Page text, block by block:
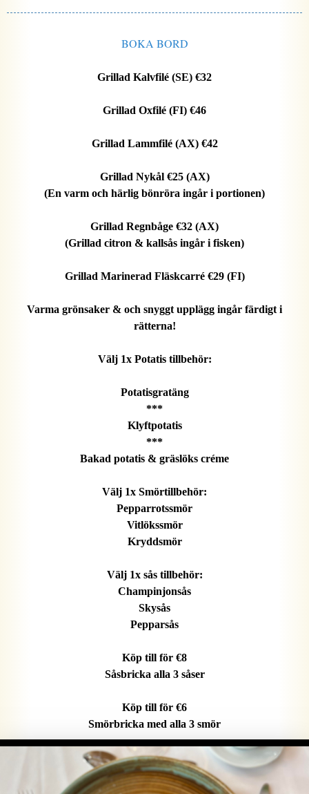
BOKA BORD
Grillad Kalvfilé (SE) €32
Grillad Oxfilé (FI) €46
Grillad Lammfilé (AX) €42
Grillad Nykål €25 (AX)
(En varm och härlig bönröra ingår i portionen)
Grillad Regnbåge €32 (AX)
(Grillad citron & kallsås ingår i fisken)
Grillad Marinerad Fläskcarré €29 (FI)
Varma grönsaker & och snyggt upplägg ingår färdigt i
rätterna!
Välj 1x Potatis tillbehör:
Potatisgratäng
***
Klyftpotatis
***
Bakad potatis & gräslöks créme
Välj 1x Smörtillbehör:
Pepparrotssmör
Vitlökssmör
Kryddsmör
Välj 1x sås tillbehör:
Champinjonsås
Skysås
Pepparsås
Köp till för €8
Såsbricka alla 3 såser
Köp till för €6
Smörbricka med alla 3 smör